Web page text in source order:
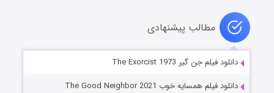
مطالب پیشنهادی
دانلود فیلم جن گیر The Exorcist 1973
دانلود فیلم همسایه خوب The Good Neighbor 2021